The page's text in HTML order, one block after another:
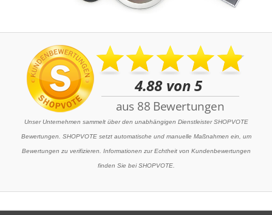
Unser Unternehmen sammelt über den unabhängigen Dienstleister SHOPVOTE
Bewertungen. SHOPVOTE setzt automatische und manuelle Maßnahmen ein, um
Bewertungen zu verifizieren. Informationen zur Echtheit von Kundenbewertungen
finden Sie bei SHOPVOTE.